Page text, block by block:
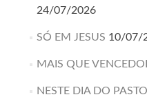
24/07/2026
SÓ EM JESUS 10/07/
MAIS QUE
NESTE DIA DO